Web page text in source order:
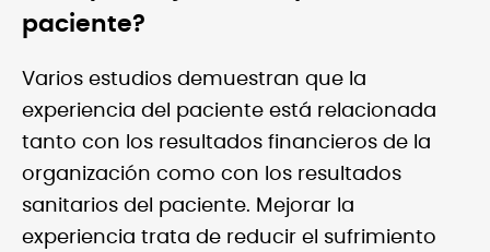
paciente?
Varios estudios demuestran que la
experiencia del paciente está relacionada
tanto con los resultados financieros de la
organización como con los resultados
sanitarios del paciente. Mejorar la
experiencia trata de reducir el sufrimiento